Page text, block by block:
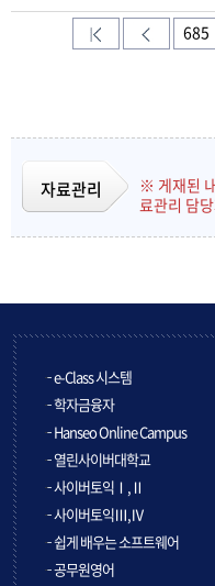
685
자료관리
※ 게재된
료관리 담
e-Class 시스템
학자금융자
Hanseo Online Campus
열린사이버대학교
사이버토익Ⅰ,Ⅱ
사이버토익Ⅲ,Ⅳ
쉽게 배우는 소프트웨어
공무원영어